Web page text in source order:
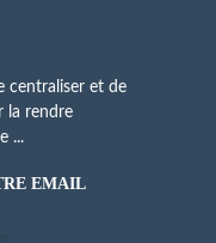
centraliser et de
la rendre
...
EMAIL